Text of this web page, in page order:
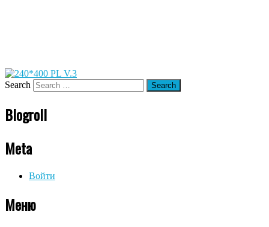
Search
Blogroll
Meta
Войти
Меню